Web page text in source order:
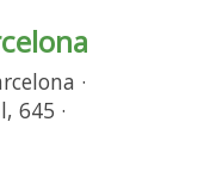
·
645 ·